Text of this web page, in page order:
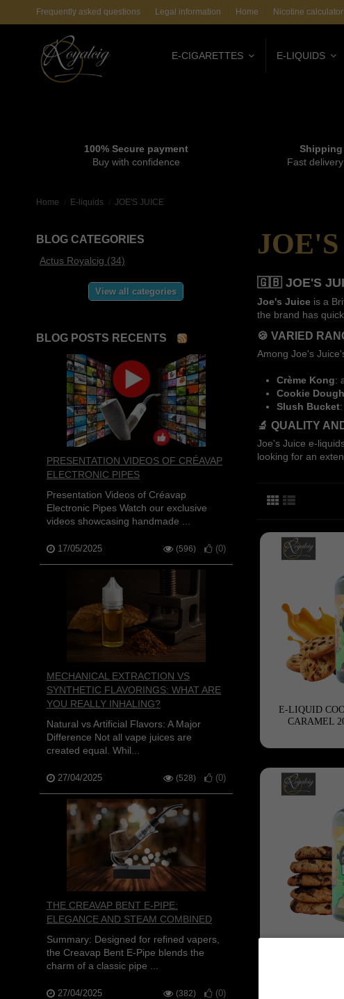
Frequently asked questions Legal information Home Nicotine calculator
E-CIGARETTES E-LIQUIDS
100% Secure payment
Buy with confidence
Fast
Home E-liquids JOE'S JUICE
🇬🇧 JOE'S
Joe's Juiceis a
the brand has
🍪 VARIED
Among Joe's
Crème Kong:
Cookie Dough
Slush Bucket:
🔬 QUALITY
Joe's Juice e-
looking for an
E-LIQUID
CARAMEL
BLOG CATEGORIES
Actus Royalcig (34)
View all categories
BLOG POSTS RECENTS
PRESENTATION VIDEOS OF CRÉAVAP
ELECTRONIC PIPES
Presentation Videos of Créavap
Electronic Pipes Watch our exclusive
videos showcasing handmade ...
17/05/2025 (596) (0)
MECHANICAL EXTRACTION VS
SYNTHETIC FLAVORINGS: WHAT ARE
YOU REALLY INHALING?
Natural vs Artificial Flavors: A Major
Difference Not all vape juices are
created equal. Whil...
27/04/2025 (528) (0)
THE CREAVAP BENT E-PIPE:
ELEGANCE AND STEAM COMBINED
Summary: Designed for refined vapers,
the Creavap Bent E-Pipe blends the
charm of a classic pipe ...
27/04/2025 (382) (0)